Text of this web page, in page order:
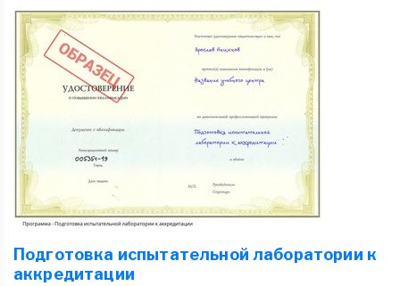
Подготовка испытательной лаборатории к
аккредитации